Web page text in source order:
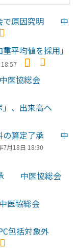
会で原因究明 中
平均値を採用」
医協総会
」、出来高へ
料の算定了承 中
7月18日 18:30
承 中医協総会
医協総会
包括対象外